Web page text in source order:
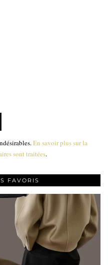
En savoir plus sur la
sont traitées.
FAVORIS